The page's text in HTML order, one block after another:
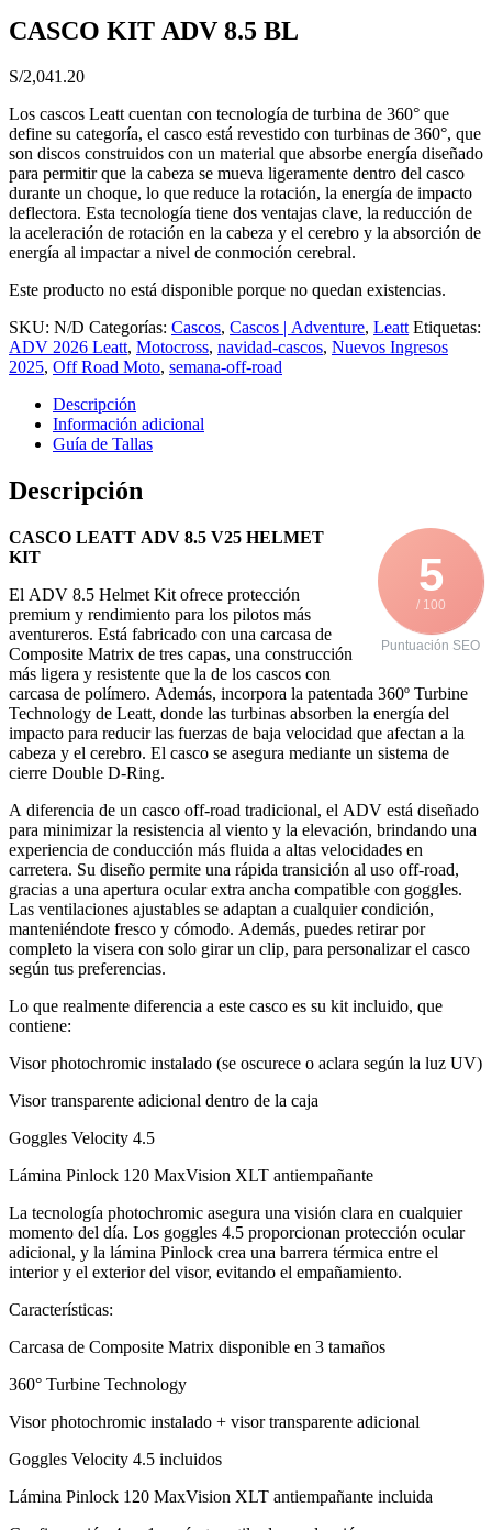
CASCO KIT ADV 8.5 BL
S/2,041.20
Los cascos Leatt cuentan con tecnología de turbina de 360° que
define su categoría, el casco está revestido con turbinas de 360°, que
son discos construidos con un material que absorbe energía diseñado
para permitir que la cabeza se mueva ligeramente dentro del casco
durante un choque, lo que reduce la rotación, la energía de impacto
deflectora. Esta tecnología tiene dos ventajas clave, la reducción de
la aceleración de rotación en la cabeza y el cerebro y la absorción de
energía al impactar a nivel de conmoción cerebral.
Este producto no está disponible porque no quedan existencias.
SKU: N/D Categorías: Cascos, Cascos | Adventure, Leatt Etiquetas:
ADV 2026 Leatt, Motocross, navidad-cascos, Nuevos Ingresos
2025, Off Road Moto, semana-off-road
Descripción
Información adicional
Guía de Tallas
Descripción
5
/ 100
Puntuación SEO
CASCO LEATT ADV 8.5 V25 HELMET
KIT
El ADV 8.5 Helmet Kit ofrece protección
premium y rendimiento para los pilotos más
aventureros. Está fabricado con una carcasa de
Composite Matrix de tres capas, una construcción
más ligera y resistente que la de los cascos con
carcasa de polímero. Además, incorpora la patentada 360º Turbine
Technology de Leatt, donde las turbinas absorben la energía del
impacto para reducir las fuerzas de baja velocidad que afectan a la
cabeza y el cerebro. El casco se asegura mediante un sistema de
cierre Double D-Ring.
A diferencia de un casco off-road tradicional, el ADV está diseñado
para minimizar la resistencia al viento y la elevación, brindando una
experiencia de conducción más fluida a altas velocidades en
carretera. Su diseño permite una rápida transición al uso off-road,
gracias a una apertura ocular extra ancha compatible con goggles.
Las ventilaciones ajustables se adaptan a cualquier condición,
manteniéndote fresco y cómodo. Además, puedes retirar por
completo la visera con solo girar un clip, para personalizar el casco
según tus preferencias.
Lo que realmente diferencia a este casco es su kit incluido, que
contiene:
Visor photochromic instalado (se oscurece o aclara según la luz UV)
Visor transparente adicional dentro de la caja
Goggles Velocity 4.5
Lámina Pinlock 120 MaxVision XLT antiempañante
La tecnología photochromic asegura una visión clara en cualquier
momento del día. Los goggles 4.5 proporcionan protección ocular
adicional, y la lámina Pinlock crea una barrera térmica entre el
interior y el exterior del visor, evitando el empañamiento.
Características:
Carcasa de Composite Matrix disponible en 3 tamaños
360° Turbine Technology
Visor photochromic instalado + visor transparente adicional
Goggles Velocity 4.5 incluidos
Lámina Pinlock 120 MaxVision XLT antiempañante incluida